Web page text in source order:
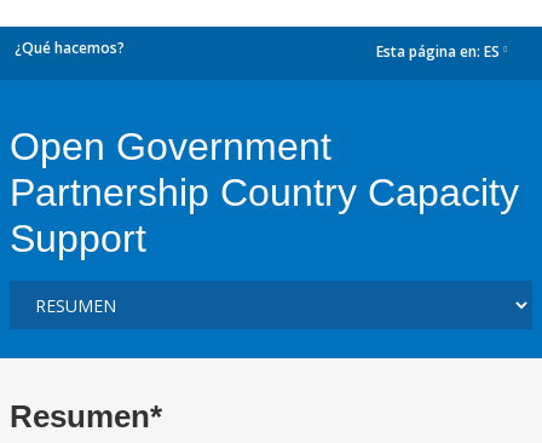
¿Qué hacemos? Esta página en: ES
Open Government
Partnership Country Capacity
Support
Resumen*